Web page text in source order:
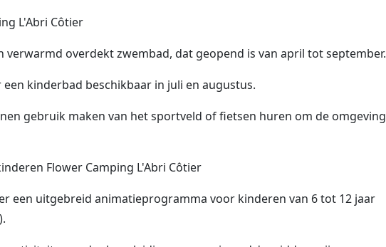
L'Abri Côtier
verwarmd overdekt zwembad, dat geopend is van april tot september.
kinderbad beschikbaar in juli en augustus.
gebruik maken van het sportveld of fietsen huren om de omgeving
Flower Camping L'Abri Côtier
een uitgebreid animatieprogramma voor kinderen van 6 tot 12 jaar